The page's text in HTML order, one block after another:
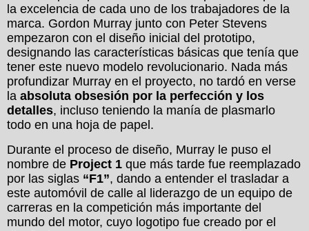
la excelencia de cada uno de los trabajadores de la
marca. Gordon Murray junto con Peter Stevens
empezaron con el diseño inicial del prototipo,
designando las características básicas que tenía que
tener este nuevo modelo revolucionario. Nada más
profundizar Murray en el proyecto, no tardó en verse
la absoluta obsesión por la perfección y los
detalles, incluso teniendo la manía de plasmarlo
todo en una hoja de papel.
Durante el proceso de diseño, Murray le puso el
nombre de Project 1 que más tarde fue reemplazado
por las siglas “F1”, dando a entender el trasladar a
este automóvil de calle al liderazgo de un equipo de
carreras en la competición más importante del
mundo del motor, cuyo logotipo fue creado por el